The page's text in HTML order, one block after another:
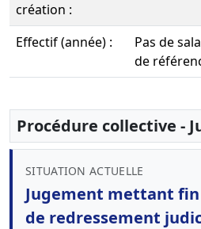
création :
Effectif (année) :
Pas de
de
Procédure collective -
SITUATION ACTUELLE
Jugement mettant
de redressement